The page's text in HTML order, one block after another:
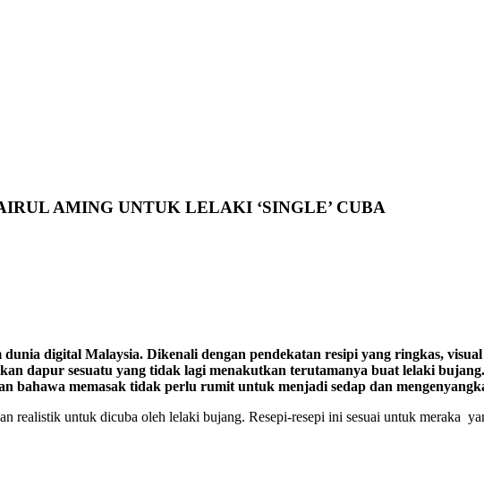
AMING UNTUK LELAKI ‘SINGLE’ CUBA
dunia digital Malaysia. Dikenali dengan pendekatan resipi yang ringkas,
dapur sesuatu yang tidak lagi menakutkan terutamanya buat lelaki
bahawa memasak tidak perlu rumit untuk menjadi sedap dan
realistik untuk dicuba oleh lelaki bujang. Resepi-resepi ini sesuai untuk meraka